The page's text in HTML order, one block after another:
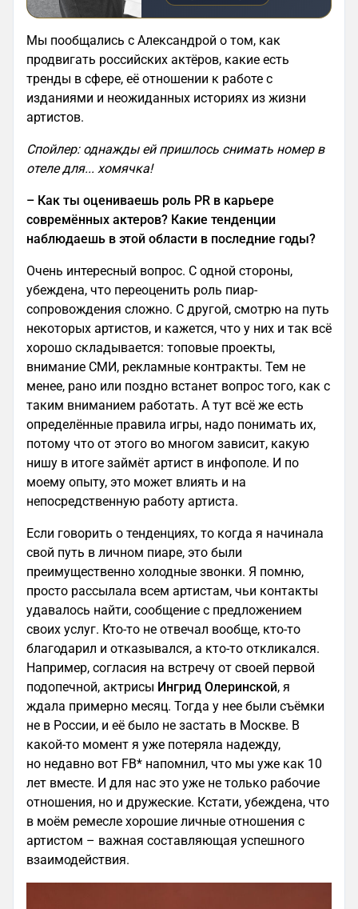
Мы пообщались с Александрой о том, как
продвигать российских актёров, какие есть
тренды в сфере, её отношении к работе с
изданиями и неожиданных историях из жизни
артистов.
Спойлер: однажды ей пришлось снимать номер в
отеле для... хомячка!
– Как ты оцениваешь роль PR в карьере
совремённых актеров? Какие тенденции
наблюдаешь в этой области в последние годы?
Очень интересный вопрос. С одной стороны,
убеждена, что переоценить роль пиар-
сопровождения сложно. С другой, смотрю на путь
некоторых артистов, и кажется, что у них и так всё
хорошо складывается: топовые проекты,
внимание СМИ, рекламные контракты. Тем не
менее, рано или поздно встанет вопрос того, как с
таким вниманием работать. А тут всё же есть
определённые правила игры, надо понимать их,
потому что от этого во многом зависит, какую
нишу в итоге займёт артист в инфополе. И по
моему опыту, это может влиять и на
непосредственную работу артиста.
Если говорить о тенденциях, то когда я начинала
свой путь в личном пиаре, это были
преимущественно холодные звонки. Я помню,
просто рассылала всем артистам, чьи контакты
удавалось найти, сообщение с предложением
своих услуг. Кто-то не отвечал вообще, кто-то
благодарил и отказывался, а кто-то откликался.
Например, согласия на встречу от своей первой
подопечной, актрисы Ингрид Олеринской, я
ждала примерно месяц. Тогда у нее были съёмки
не в России, и её было не застать в Москве. В
какой-то момент я уже потеряла надежду,
но недавно вот FB* напомнил, что мы уже как 10
лет вместе. И для нас это уже не только рабочие
отношения, но и дружеские. Кстати, убеждена, что
в моём ремесле хорошие личные отношения с
артистом – важная составляющая успешного
взаимодействия.